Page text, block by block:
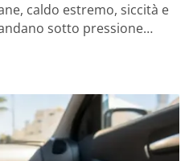
caldo estremo, siccità e
sotto pressione…